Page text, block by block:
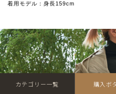
着用モデル：身長159cm
カテゴリー一覧 購入ボ